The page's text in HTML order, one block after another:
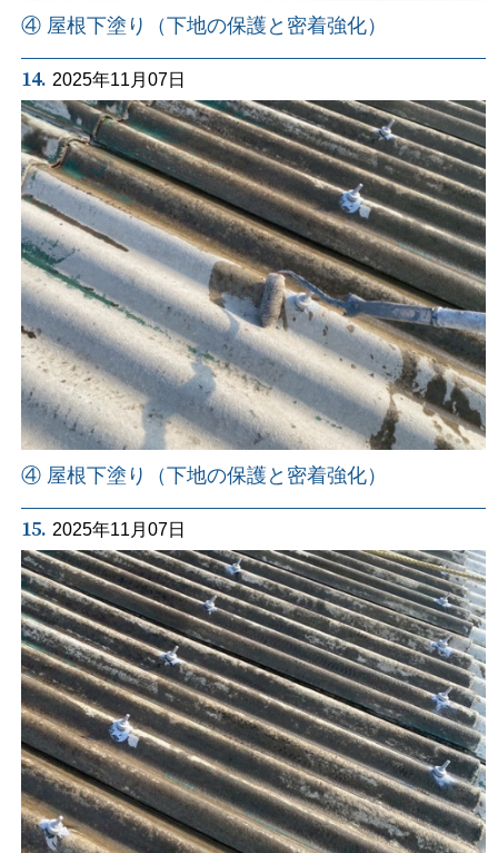
④ 屋根下塗り（下地の保護と密着強化）
14. 2025年11月07日
④ 屋根下塗り（下地の保護と密着強化）
15. 2025年11月07日